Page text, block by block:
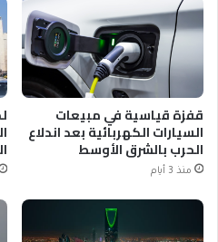
قفزة قياسية في مبيعات
السيارات الكهربائية بعد اندلاع
الحرب بالشرق الأوسط
منذ 3 أيام